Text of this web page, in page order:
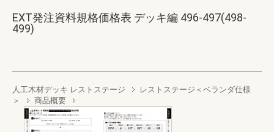
EXT発注資料規格価格表 デッキ編 496-497(498-
499)
人工木材デッキ レストステージ
レストステージ＜ベランダ仕様
＞
商品概要